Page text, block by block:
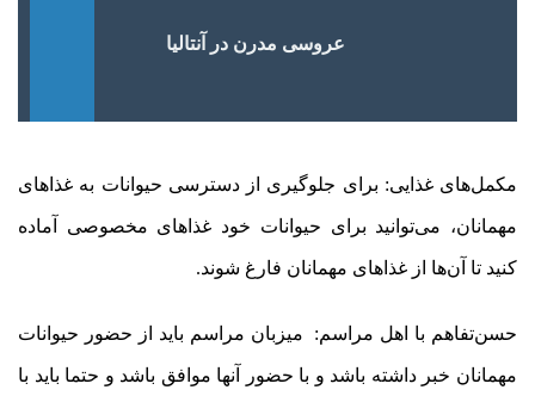
عروسی مدرن در آنتالیا
مکمل‌های غذایی: برای جلوگیری از دسترسی حیوانات به غذاهای
مهمانان، می‌توانید برای حیوانات خود غذاهای مخصوصی آماده
کنید تا آن‌ها از غذاهای مهمانان فارغ شوند.
حسن‌تفاهم با اهل مراسم: میزبان مراسم باید از حضور حیوانات
مهمانان خبر داشته باشد و با حضور آنها موافق باشد و حتما باید با